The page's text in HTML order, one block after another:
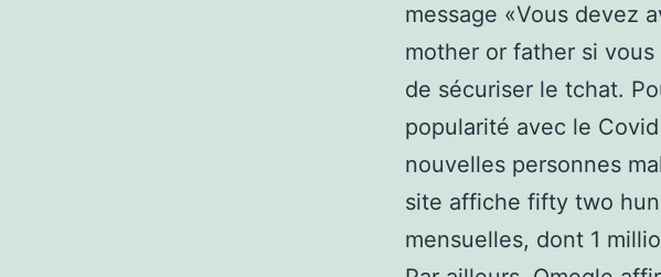
message «Vous devez
mother or father si
de sécuriser le tchat.
popularité avec le
nouvelles personnes
site affiche fifty two
mensuelles, dont 1